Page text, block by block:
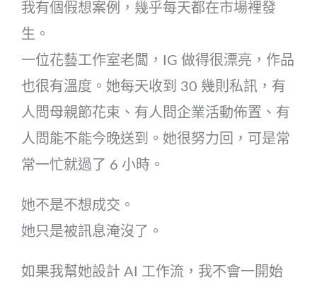
我有個假想案例，幾乎每天都在市場裡發
生。
一位花藝工作室老闆，IG 做得很漂亮，作品
也很有溫度。她每天收到 30 幾則私訊，有
人問母親節花束、有人問企業活動佈置、有
人問能不能今晚送到。她很努力回，可是常
常一忙就過了 6 小時。
她不是不想成交。
她只是被訊息淹沒了。
如果我幫她設計 AI 工作流，我不會一開始